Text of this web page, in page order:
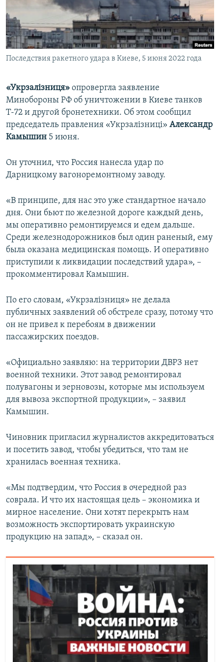
ПОБЕДИТЕЛЕЙ НЕ СУДЯТ?
КРЫМ.НЕПОКОРЕННЫЙ
ELIFBE
УКРАИНСКАЯ ПРОБЛЕМА КРЫМА
ПРИСОЕДИНЯЙТЕСЬ!
Последствия ракетного удара в Киеве, 5 июня 2022 года
«Укрзалізниця» опровергла заявление
Минобороны РФ об уничтожении в Киеве танков
Т-72 и другой бронетехники. Об этом сообщил
председатель правления «Укрзалізниці» Александр
Камышин 5 июня.
Он уточнил, что Россия нанесла удар по
Дарницкому вагоноремонтному заводу.
«В принципе, для нас это уже стандартное начало
дня. Они бьют по железной дороге каждый день,
мы оперативно ремонтируемся и едем дальше.
Среди железнодорожников был один раненый, ему
была оказана медицинская помощь. И оперативно
приступили к ликвидации последствий удара», –
прокомментировал Камышин.
По его словам, «Укрзалізниця» не делала
публичных заявлений об обстреле сразу, потому что
он не привел к перебоям в движении
пассажирских поездов.
«Официально заявляю: на территории ДВРЗ нет
военной техники. Этот завод ремонтировал
полувагоны и зерновозы, которые мы используем
для вывоза экспортной продукции», – заявил
Камышин.
Чиновник пригласил журналистов аккредитоваться
и посетить завод, чтобы убедиться, что там не
хранилась военная техника.
«Мы подтвердим, что Россия в очередной раз
соврала. И что их настоящая цель – экономика и
мирное население. Они хотят перекрыть нам
возможность экспортировать украинскую
продукцию на запад», – сказал он.